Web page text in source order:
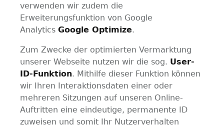
verwenden wir zudem die
Erweiterungsfunktion von Google
Analytics Google Optimize.
Zum Zwecke der optimierten Vermarktung
unserer Webseite nutzen wir die sog. User-
ID-Funktion. Mithilfe dieser Funktion können
wir Ihren Interaktionsdaten einer oder
mehreren Sitzungen auf unseren Online-
Auftritten eine eindeutige, permanente ID
zuweisen und somit Ihr Nutzerverhalten